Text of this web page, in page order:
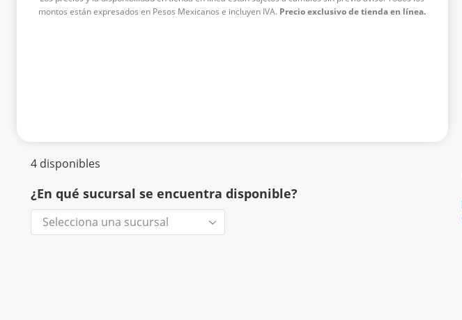
montos están expresados en Pesos Mexicanos e incluyen IVA. Precio exclusivo de tienda en línea.
4 disponibles
¿En qué sucursal se encuentra disponible?